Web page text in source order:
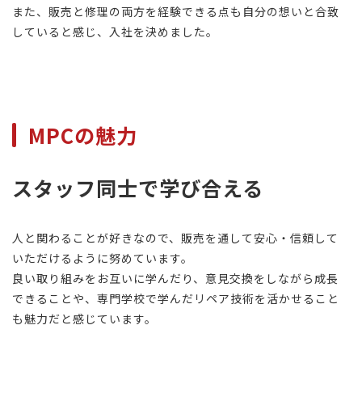
また、販売と修理の両方を経験できる点も自分の想いと合致
していると感じ、入社を決めました。
MPCの魅力
スタッフ同士で学び合える
人と関わることが好きなので、販売を通して安心・信頼して
いただけるように努めています。
良い取り組みをお互いに学んだり、意見交換をしながら成長
できることや、専門学校で学んだリペア技術を活かせること
も魅力だと感じています。